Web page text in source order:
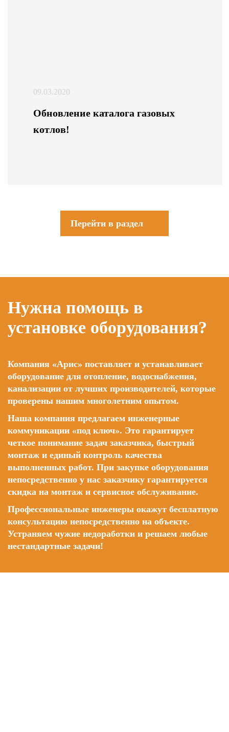
09.03.2020
Обновление каталога газовых
котлов!
Перейти в раздел
Нужна помощь в
установке оборудования?
Компания «Арис» поставляет и устанавливает
оборудование для отопление, водоснабжения,
канализации от лучших производителей, которые
проверены нашим многолетним опытом.
Наша компания предлагаем инженерные
коммуникации «под ключ». Это гарантирует
четкое понимание задач заказчика, быстрый
монтаж и единый контроль качества
выполненных работ. При закупке оборудования
непосредственно у нас заказчику гарантируется
скидка на монтаж и сервисное обслуживание.
Профессиональные инженеры окажут бесплатную
консультацию непосредственно на объекте.
Устраняем чужие недоработки и решаем любые
нестандартные задачи!